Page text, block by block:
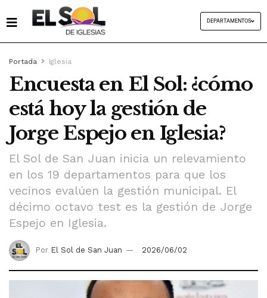
DEPARTAMENTOS
Portada Iglesia
Encuesta en El Sol: ¿cómo
está hoy la gestión de
Jorge Espejo en Iglesia?
El Sol de San Juan inicia un relevamiento
en los 19 departamentos para que los
vecinos evalúen la gestión municipal. El
décimo octavo test es la gestión de Jorge
Espejo en Iglesia.
Por El Sol de San Juan 2026/06/02